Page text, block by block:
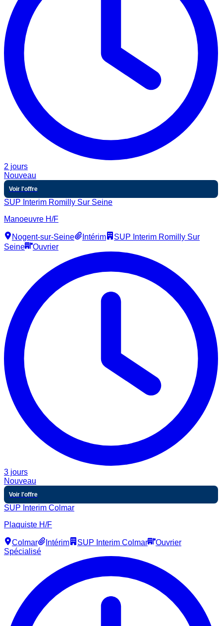
2 jours
Nouveau
Voir l'offre
SUP Interim Romilly Sur Seine
Manoeuvre H/F
Nogent-sur-Seine Intérim
SUP Interim Romilly Sur
Seine
Ouvrier
3 jours
Nouveau
Voir l'offre
SUP Interim Colmar
Plaquiste H/F
Colmar Intérim SUP Interim Colmar
Ouvrier
Spécialisé